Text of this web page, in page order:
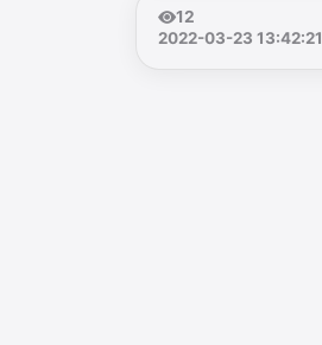
12
2022-03-23 13:42:21